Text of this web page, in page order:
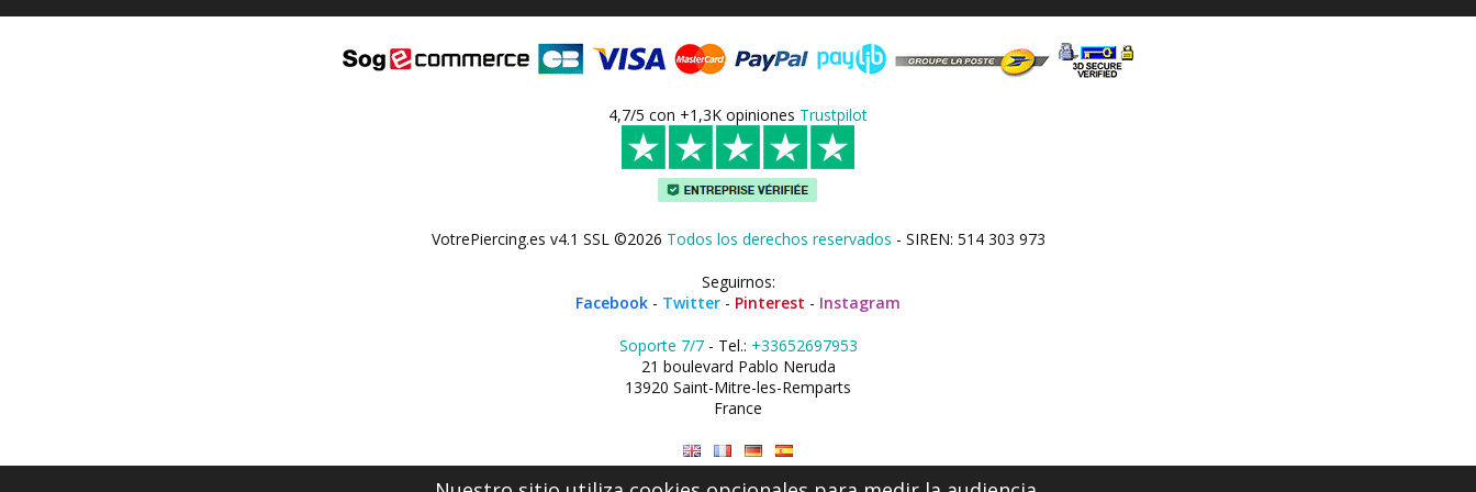
4,7/5 con +1,3K opiniones Trustpilot
VotrePiercing.es v4.1 SSL ©2026 Todos los derechos reservados - SIREN: 514 303 973
Seguirnos:
Facebook - Twitter - Pinterest - Instagram
Soporte 7/7- Tel.: +33652697953
21 boulevard Pablo Neruda
13920 Saint-Mitre-les-Remparts
France